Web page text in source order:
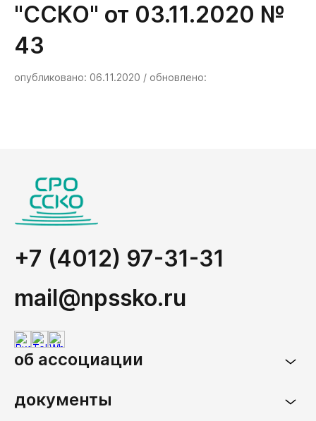
"ССКО" от 03.11.2020 №
43
опубликовано: 06.11.2020 / обновлено:
+7 (4012) 97-31-31
mail@npssko.ru
об ассоциации
документы